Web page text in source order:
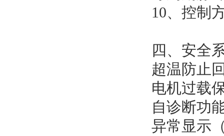
10、控制
四、安全
超温防止
电机过载
自诊断功
异常显示